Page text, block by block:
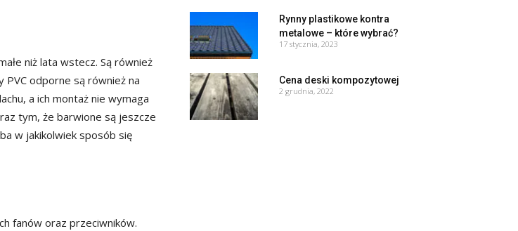
niż lata wstecz. Są również
PVC odporne są również na
a ich montaż nie wymaga
tym, że barwione są jeszcze
w jakikolwiek sposób się
fanów oraz przeciwników.
Rynny plastikowe kontra
metalowe – które wybrać?
17 stycznia, 2023
Cena deski kompozytowej
2 grudnia, 2022